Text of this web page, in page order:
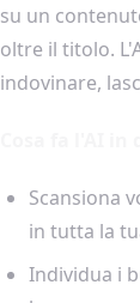
su un
oltre il titolo.
indovinare,
Scansiona
in tutta la
Individua i